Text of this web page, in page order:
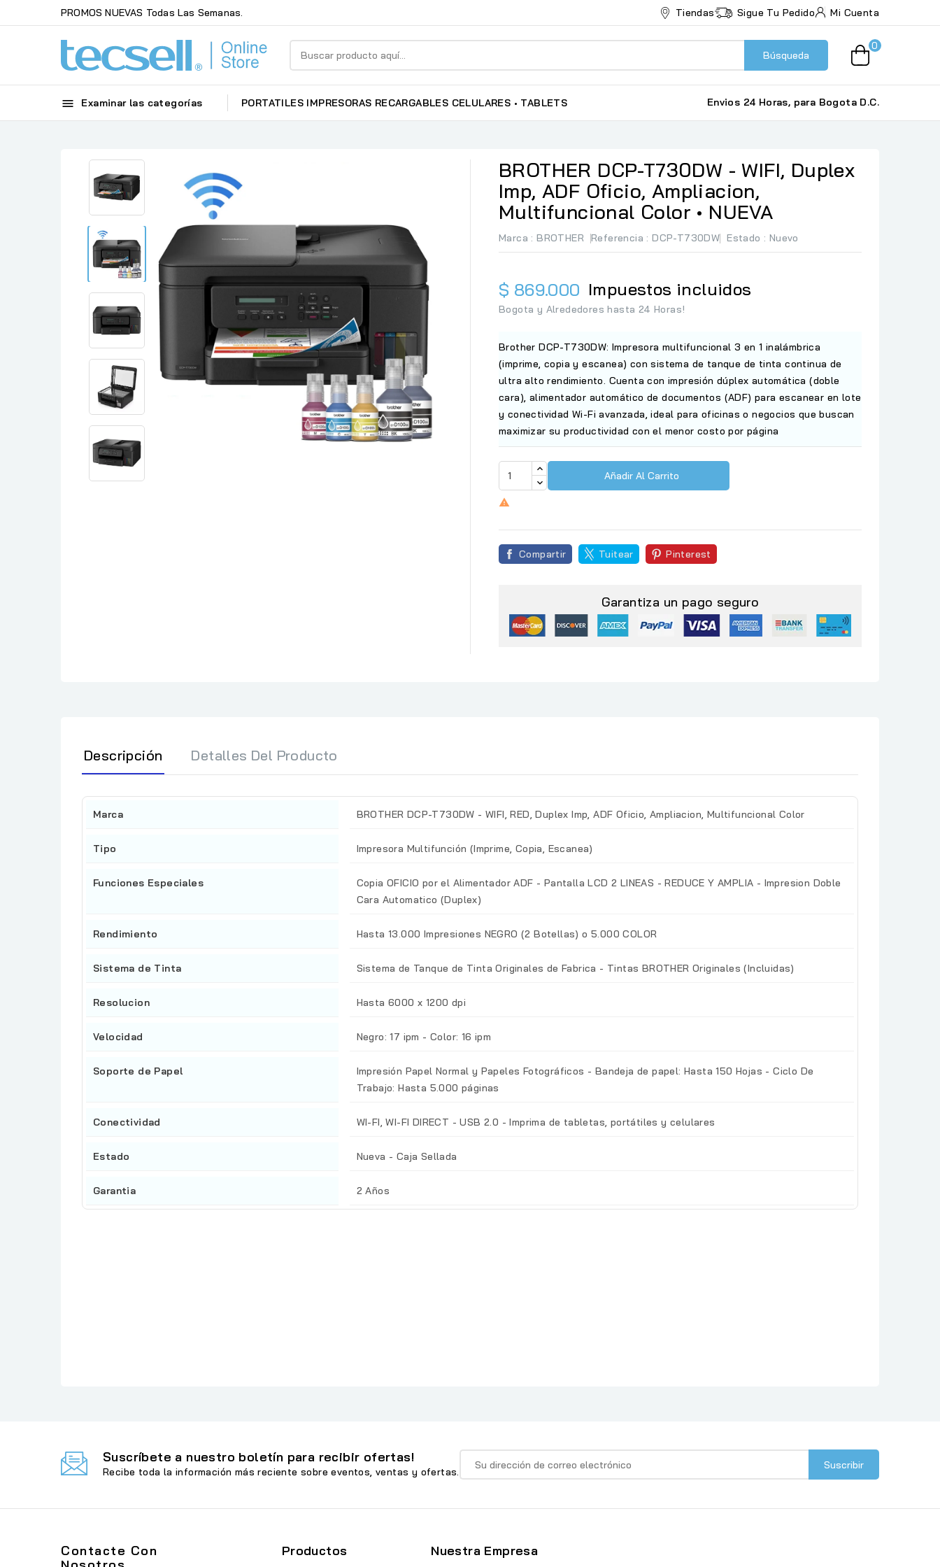
PROMOS NUEVAS Todas Las Semanas. Tiendas Sigue Tu Pedido Mi Cuenta
Búsqueda
0
 Examinar las categorías PORTATILES IMPRESORAS RECARGABLES CELULARES • TABLETS Envios 24 Horas, para Bogota D.C.
BROTHER DCP-T730DW - WIFI, Duplex
Imp, ADF Oficio, Ampliacion,
Multifuncional Color • NUEVA
Marca : BROTHER Referencia : DCP-T730DW Estado : Nuevo
$ 869.000 Impuestos incluidos
Bogota y Alrededores hasta 24 Horas!
Brother DCP-T730DW: Impresora multifuncional 3 en 1 inalámbrica
(imprime, copia y escanea) con sistema de tanque de tinta continua de
ultra alto rendimiento. Cuenta con impresión dúplex automática (doble
cara), alimentador automático de documentos (ADF) para escanear en lote
y conectividad Wi-Fi avanzada, ideal para oficinas o negocios que buscan
maximizar su productividad con el menor costo por página
Añadir Al Carrito

Compartir Tuitear Pinterest
Garantiza un pago seguro
Descripción Detalles Del Producto
Marca BROTHER DCP-T730DW - WIFI, RED, Duplex Imp, ADF Oficio, Ampliacion, Multifuncional Color
Tipo Impresora Multifunción (Imprime, Copia, Escanea)
Funciones Especiales
Copia OFICIO por el Alimentador ADF - Pantalla LCD 2 LINEAS - REDUCE Y AMPLIA - Impresion Doble
Cara Automatico (Duplex)
Rendimiento Hasta 13.000 Impresiones NEGRO (2 Botellas) o 5.000 COLOR
Sistema de Tinta Sistema de Tanque de Tinta Originales de Fabrica - Tintas BROTHER Originales (Incluidas)
Resolucion Hasta 6000 x 1200 dpi
Velocidad Negro: 17 ipm - Color: 16 ipm
Soporte de Papel
Impresión Papel Normal y Papeles Fotográficos - Bandeja de papel: Hasta 150 Hojas - Ciclo De
Trabajo: Hasta 5.000 páginas
Conectividad WI-FI, WI-FI DIRECT - USB 2.0 - Imprima de tabletas, portátiles y celulares
Estado Nueva - Caja Sellada
Garantia 2 Años
Suscríbete a nuestro boletín para recibir ofertas!
Recibe toda la información más reciente sobre eventos, ventas y ofertas.
Contacte Con
Productos Nuestra Empresa